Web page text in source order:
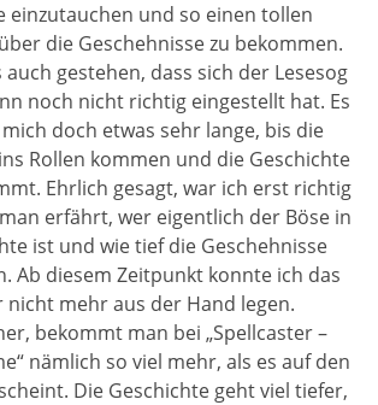
einzutauchen und so einen tollen
die Geschehnisse zu bekommen.
gestehen, dass sich der Lesesog
noch nicht richtig eingestellt hat. Es
doch etwas sehr lange, bis die
Rollen kommen und die Geschichte
Ehrlich gesagt, war ich erst richtig
erfährt, wer eigentlich der Böse in
ist und wie tief die Geschehnisse
Ab diesem Zeitpunkt konnte ich das
nicht mehr aus der Hand legen.
bekommt man bei „Spellcaster –
nämlich so viel mehr, als es auf den
Die Geschichte geht viel tiefer,